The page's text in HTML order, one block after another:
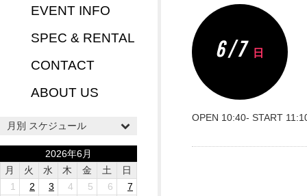
EVENT INFO
SPEC & RENTAL
CONTACT
ABOUT US
月別 スケジュール
2026年6月
月
火 水 木 金 土
日
1
2 3 4 5 6
7
6 / 7 日
OPEN 10:40- START